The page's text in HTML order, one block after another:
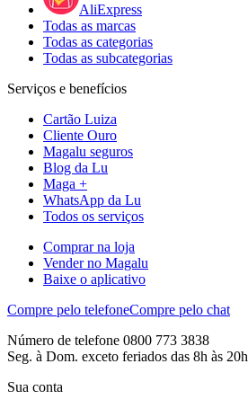
AliExpress
Todas as marcas
Todas as categorias
Todas as subcategorias
Serviços e benefícios
Cartão Luiza
Cliente Ouro
Magalu seguros
Blog da Lu
Maga +
WhatsApp da Lu
Todos os serviços
Comprar na loja
Vender no Magalu
Baixe o aplicativo
Compre pelo telefoneCompre pelo chat
Número de telefone 0800 773 3838
Seg. à Dom. exceto feriados das 8h às 20h
Sua conta